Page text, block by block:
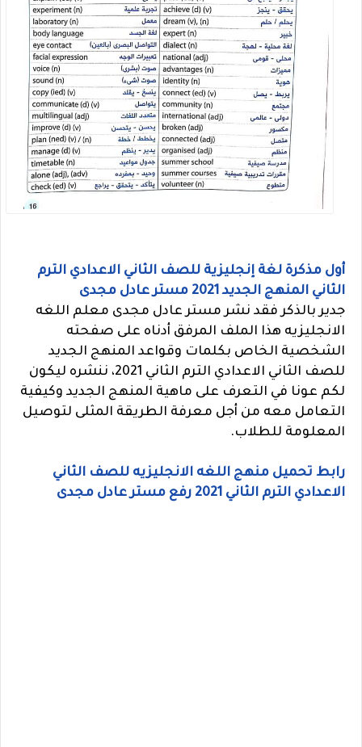
أول مذكرة لغة إنجليزية للصف الثاني الاعدادي الترم
الثاني المنهج الجديد 2021 مستر عادل مجدى
جدير بالذكر فقد نشر مستر عادل مجدى معلم اللغه
الانجليزيه هذا الملف المرفق أدناه على صفحته
الشخصية الخاص بكلمات وقواعد المنهج الجديد
للصف الثاني الاعدادي الترم الثاني 2021، ننشره ليكون
لكم عونا في التعرف على ماهية المنهج الجديد وكيفية
التعامل معه من أجل معرفة الطريقة المثلى لتوصيل
المعلومة للطلاب.
رابط تحميل منهج اللغه الانجليزيه للصف الثاني
الاعدادي الترم الثاني 2021 رفع مستر عادل مجدى